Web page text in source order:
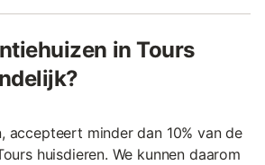
in Tours
accepteert minder dan 10% van de
huisdieren. We kunnen daarom